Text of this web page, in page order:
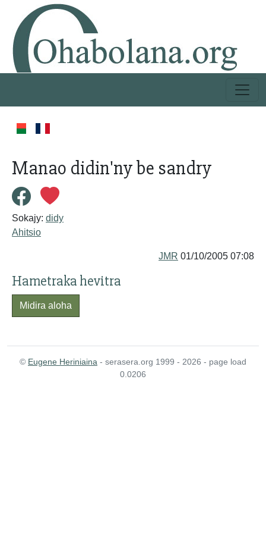
Manao didin'ny be sandry
Sokajy: didy
Ahitsio
JMR 01/10/2005 07:08
Hametraka hevitra
Midira aloha
© Eugene Heriniaina - serasera.org 1999 - 2026 - page load
0.0206